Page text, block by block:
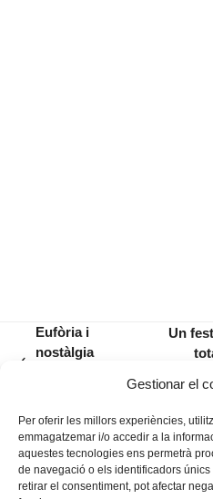
Gestionar el
Per oferir les millors experiències,
emmagatzemar i/o accedir a la
aquestes tecnologies ens permetrà
de navegació o els identificadors
retirar el consentiment, pot afectar
Eufòria i
nostàlgia
post:
Un